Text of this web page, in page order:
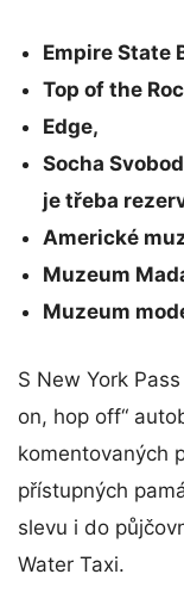
Empire State
Top of the
Edge,
Socha
je třeba
Americké
Muzeum
Muzeum
S New York
on, hop off“
komentovaných
přístupných
slevu i do
Water Taxi.